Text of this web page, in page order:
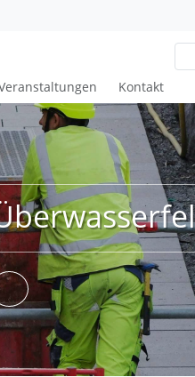
Kontakt